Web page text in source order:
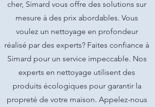
cher, Simard vous offre des solutions sur
mesure à des prix abordables. Vous
voulez un nettoyage en profondeur
réalisé par des experts? Faites confiance à
Simard pour un service impeccable. Nos
experts en nettoyage utilisent des
produits écologiques pour garantir la
propreté de votre maison. Appelez-nous